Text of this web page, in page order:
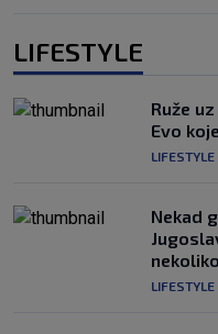
LIFESTYLE
Ruže
Evo
LIFESTYLE
Nekad
LIFESTYLE